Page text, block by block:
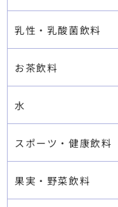
乳性・乳酸菌飲料
お茶飲料
水
スポーツ・健康飲料
果実・野菜飲料